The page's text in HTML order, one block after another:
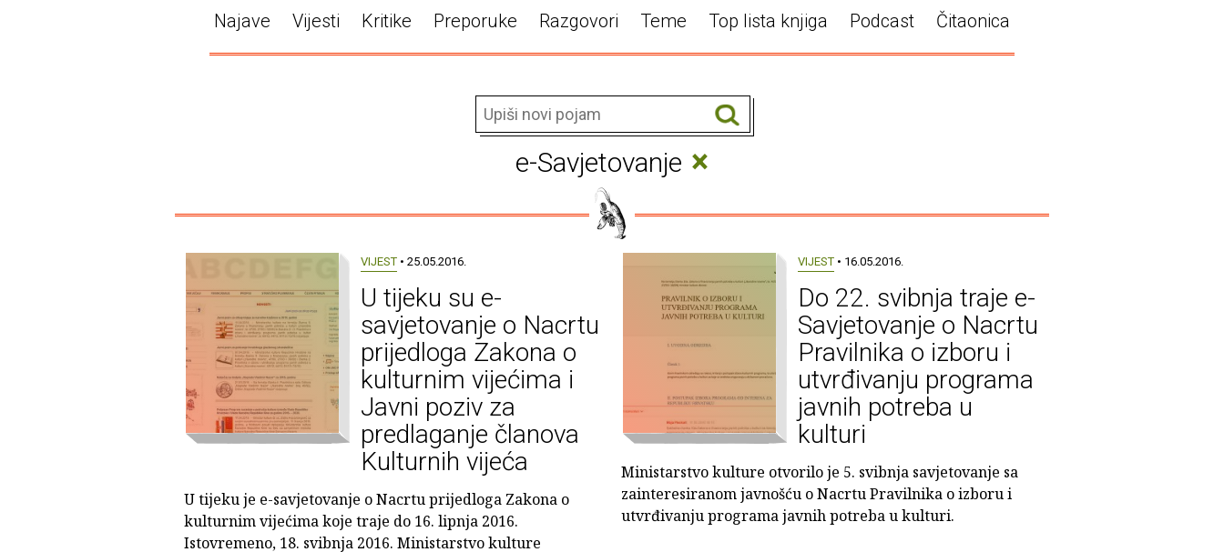
Najave Vijesti Kritike Preporuke Razgovori Teme Top lista knjiga Podcast Čitaonica
e-Savjetovanje ×
VIJEST • 25.05.2016.
U tijeku su e-
savjetovanje o Nacrtu
prijedloga Zakona o
kulturnim vijećima i
Javni poziv za
predlaganje članova
Kulturnih vijeća
U tijeku je e-savjetovanje o Nacrtu prijedloga Zakona o
kulturnim vijećima koje traje do 16. lipnja 2016.
Istovremeno, 18. svibnja 2016. Ministarstvo kulture
VIJEST • 16.05.2016.
Do 22. svibnja traje e-
Savjetovanje o Nacrtu
Pravilnika o izboru i
utvrđivanju programa
javnih potreba u
kulturi
Ministarstvo kulture otvorilo je 5. svibnja savjetovanje sa
zainteresiranom javnošću o Nacrtu Pravilnika o izboru i
utvrđivanju programa javnih potreba u kulturi.